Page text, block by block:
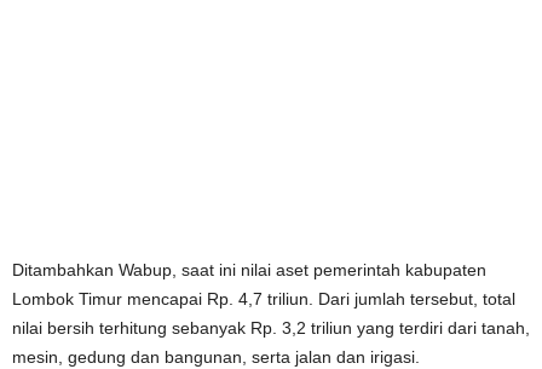
Ditambahkan Wabup, saat ini nilai aset pemerintah kabupaten
Lombok Timur mencapai Rp. 4,7 triliun. Dari jumlah tersebut, total
nilai bersih terhitung sebanyak Rp. 3,2 triliun yang terdiri dari tanah,
mesin, gedung dan bangunan, serta jalan dan irigasi.